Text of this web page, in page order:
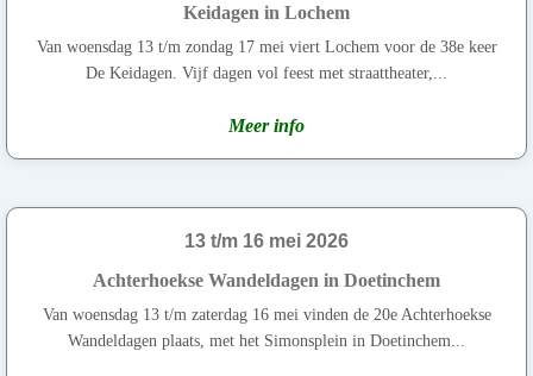
Keidagen in Lochem
Van woensdag 13 t/m zondag 17 mei viert Lochem voor de 38e keer
De Keidagen. Vijf dagen vol feest met straattheater,...
Meer info
13 t/m 16 mei 2026
Achterhoekse Wandeldagen in Doetinchem
Van woensdag 13 t/m zaterdag 16 mei vinden de 20e Achterhoekse
Wandeldagen plaats, met het Simonsplein in Doetinchem...